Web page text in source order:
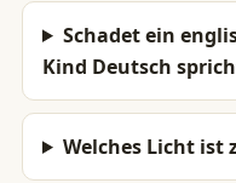
Schadet ein
Kind Deutsch
Welches Licht ist